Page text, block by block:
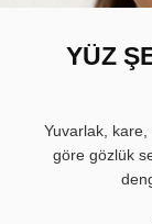
YÜZ
Yuvarlak,
göre gözlük